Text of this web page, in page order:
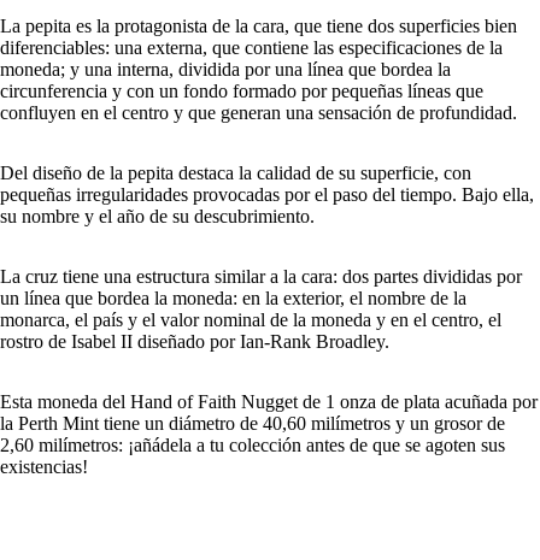
La pepita es la protagonista de la cara, que tiene dos superficies bien
diferenciables: una externa, que contiene las especificaciones de la
moneda; y una interna, dividida por una línea que bordea la
circunferencia y con un fondo formado por pequeñas líneas que
confluyen en el centro y que generan una sensación de profundidad.
Del diseño de la pepita destaca la calidad de su superficie, con
pequeñas irregularidades provocadas por el paso del tiempo. Bajo ella,
su nombre y el año de su descubrimiento.
La cruz tiene una estructura similar a la cara: dos partes divididas por
un línea que bordea la moneda: en la exterior, el nombre de la
monarca, el país y el valor nominal de la moneda y en el centro, el
rostro de Isabel II diseñado por Ian-Rank Broadley.
Esta moneda del Hand of Faith Nugget de 1 onza de plata acuñada por
la Perth Mint tiene un diámetro de 40,60 milímetros y un grosor de
2,60 milímetros: ¡añádela a tu colección antes de que se agoten sus
existencias!